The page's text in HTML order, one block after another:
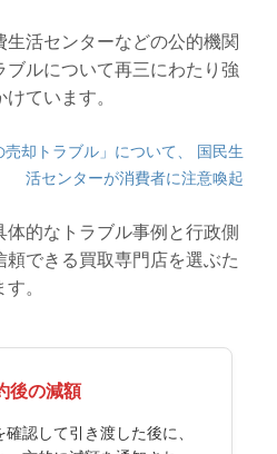
活センターなどの公的機関
ルについて再三にわたり強
ています。
却トラブル」について、 国民生
活センターが消費者に注意喚起
的なトラブル事例と行政側
できる買取専門店を選ぶた
。
後の減額
認して引き渡した後に、